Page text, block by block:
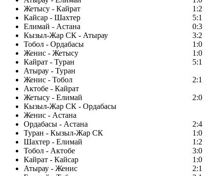
Жетысу - Кайрат
1:2
Кайсар - Шахтер
5:1
Елимай - Астана
0:3
Кызыл-Жар СК - Атырау
3:2
Тобол - Ордабасы
1:0
Женис - Жетысу
1:0
Кайрат - Туран
5:1
Атырау - Туран
Женис - Тобол
2:1
Актобе - Кайрат
Жетысу - Елимай
2:0
Кызыл-Жар СК - Ордабасы
Женис - Астана
Ордабасы - Астана
2:4
Туран - Кызыл-Жар СК
1:0
Шахтер - Елимай
1:2
Тобол - Актобе
3:0
Кайрат - Кайсар
1:0
Атырау - Женис
2:1